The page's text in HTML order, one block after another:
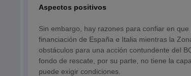
Aspectos positivos
Sin embargo, hay razones para confiar en
financiación de España e Italia mientras la
obstáculos para una acción contundente del
fondo de rescate, por su parte, no tiene la
puede exigir condiciones.